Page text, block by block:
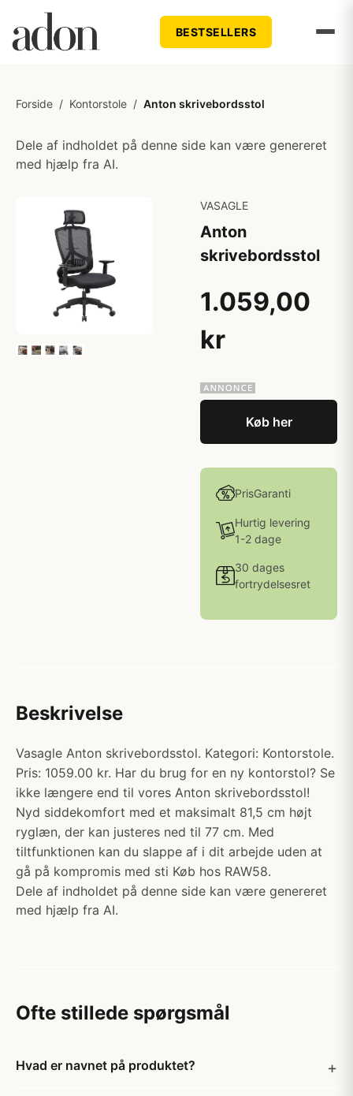
BESTSELLERS
Forside / Kontorstole / Anton skrivebordsstol
Dele af indholdet på denne side kan være genereret
med hjælp fra AI.
VASAGLE
Anton
skrivebordsstol
1.059,00
kr
Køb her
PrisGaranti
Hurtig levering
1-2 dage
30 dages
fortrydelsesret
Beskrivelse
Vasagle Anton skrivebordsstol. Kategori: Kontorstole.
Pris: 1059.00 kr. Har du brug for en ny kontorstol? Se
ikke længere end til vores Anton skrivebordsstol!
Nyd siddekomfort med et maksimalt 81,5 cm højt
ryglæn, der kan justeres ned til 77 cm. Med
tiltfunktionen kan du slappe af i dit arbejde uden at
gå på kompromis med sti Køb hos RAW58.
Dele af indholdet på denne side kan være genereret
med hjælp fra AI.
Ofte stillede spørgsmål
Hvad er navnet på produktet?